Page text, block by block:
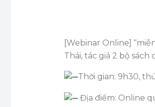
[Webinar Online]
Thái, tác giả 2 bộ
Thời gian: 9h30,
Địa điểm: Online